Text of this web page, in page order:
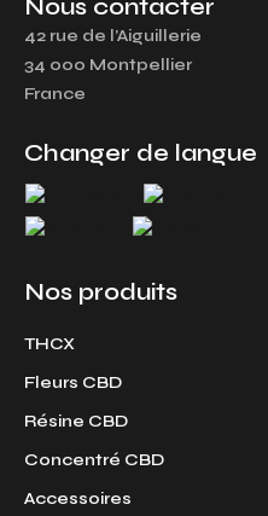
t
a
g
a
m
e
b
k
Nous contacter
42 rue de l’Aiguillerie
34 000 Montpellier
France
Changer de langue
Nos produits
THCX
Fleurs CBD
Résine CBD
Concentré CBD
Accessoires